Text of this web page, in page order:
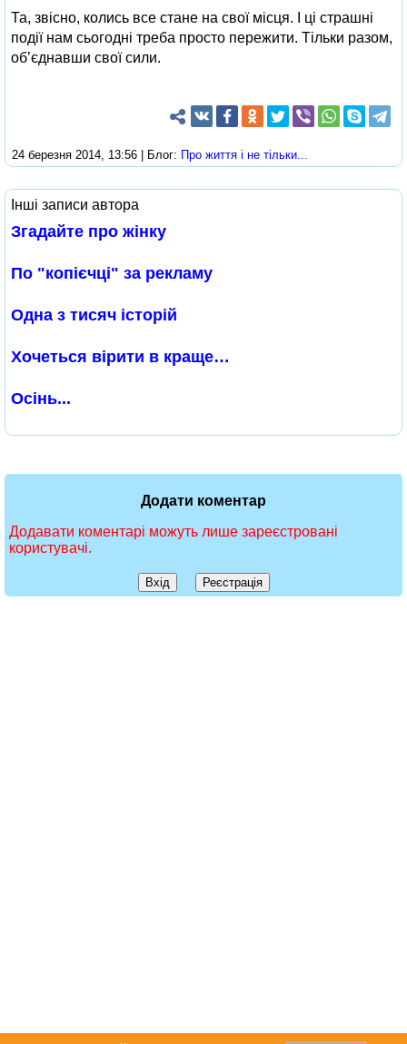
Та, звісно, колись все стане на свої місця. І ці страшні
події нам сьогодні треба просто пережити. Тільки разом,
об’єднавши свої сили.
24 березня 2014, 13:56 | Блог: Про життя і не тільки...
Інші записи автора
Згадайте про жінку
По "копієчці" за рекламу
Одна з тисяч історій
Хочеться вірити в краще…
Осінь...
Додати коментар
Додавати коментарі можуть лише зареєстровані
користувачі.
Вхід Реєстрація